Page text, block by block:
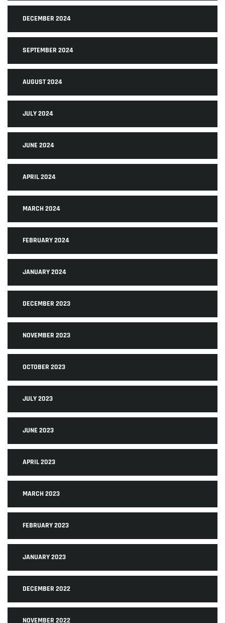
DECEMBER 2024
SEPTEMBER 2024
AUGUST 2024
JULY 2024
JUNE 2024
APRIL 2024
MARCH 2024
FEBRUARY 2024
JANUARY 2024
DECEMBER 2023
NOVEMBER 2023
OCTOBER 2023
JULY 2023
JUNE 2023
APRIL 2023
MARCH 2023
FEBRUARY 2023
JANUARY 2023
DECEMBER 2022
NOVEMBER 2022